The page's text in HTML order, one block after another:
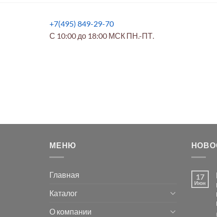
+7(495) 849-29-70
С 10:00 до 18:00 МСК ПН.-ПТ.
МЕНЮ
Главная
Каталог
О компании
17
Июн